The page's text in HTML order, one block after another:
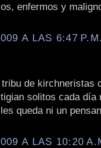
enfermos y
A LAS 6:47
de kirchneristas
solitos cada día
queda ni un
A LAS 10:20